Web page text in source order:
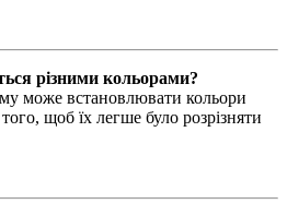
різними кольорами?
може встановлювати кольори
щоб їх легше було розрізняти